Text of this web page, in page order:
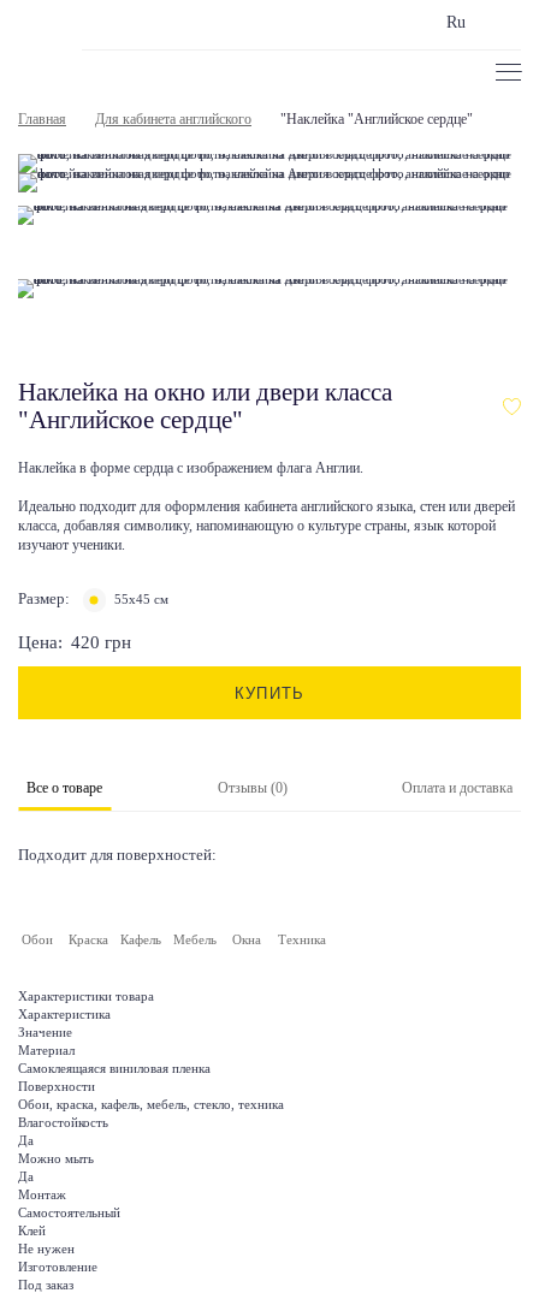
Ru
Главная Для кабинета английского "Наклейка "Английское сердце"
Наклейка на окно или двери класса
"Английское сердце"
Наклейка в форме сердца с изображением флага Англии.
Идеально подходит для оформления кабинета английского языка, стен или дверей
класса, добавляя символику, напоминающую о культуре страны, язык которой
изучают ученики.
Размер: 55х45 см
Цена: 420 грн
КУПИТЬ
Все о товаре Отзывы (0) Оплата и доставка
Подходит для поверхностей:
Обои Краска Кафель Мебель Окна Техника
Характеристики товара
Характеристика
Значение
Материал
Самоклеящаяся виниловая пленка
Поверхности
Обои, краска, кафель, мебель, стекло, техника
Влагостойкость
Да
Можно мыть
Да
Монтаж
Самостоятельный
Клей
Не нужен
Изготовление
Под заказ